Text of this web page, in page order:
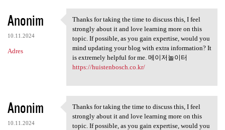
Anonim
10.11.2024
Adres
Thanks for taking the time to
Thanks for taking the time to discuss this, I feel
strongly about it and love learning more on this
topic. If possible, as you gain expertise, would you
mind updating your blog with extra information? It
is extremely helpful for me. 메이저놀이터
https://huistenbosch.co.kr/
Anonim
10.11.2024
Thanks for taking the time to
Thanks for taking the time to discuss this, I feel
strongly about it and love learning more on this
topic. If possible, as you gain expertise, would you